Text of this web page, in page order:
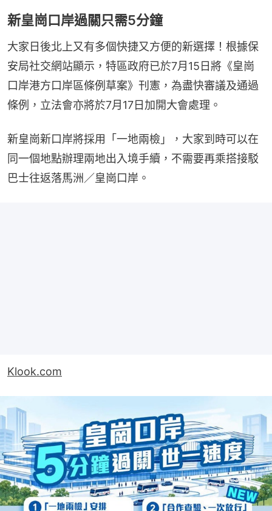
新皇崗口岸過關只需5分鐘
大家日後北上又有多個快捷又方便的新選擇！根據保
安局社交網站顯示，特區政府已於7月15日將《皇崗
口岸港方口岸區條例草案》刊憲，為盡快審議及通過
條例，立法會亦將於7月17日加開大會處理。
新皇崗新口岸將採用「一地兩檢」，大家到時可以在
同一個地點辦理兩地出入境手續，不需要再乘搭接駁
巴士往返落馬洲／皇崗口岸。
Klook.com